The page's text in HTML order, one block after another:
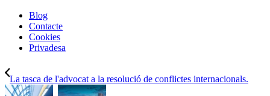
Blog
Contacte
Cookies
Privadesa
La tasca de l'advocat a la resolució de conflictes internacionals.